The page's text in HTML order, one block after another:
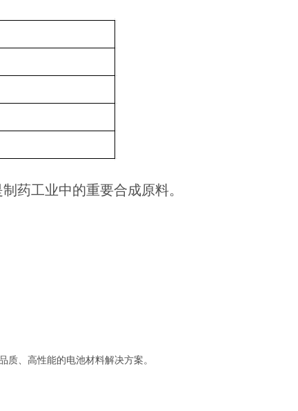
药工业中的重要合成原料。
、高性能的电池材料解决方案。